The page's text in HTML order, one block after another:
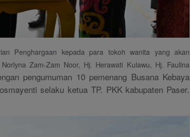
Penghargaan kepada para tokoh wanita yang akan
Zam-Zam Noor, Hj. Herawati Kulawu, Hj. Faulina
pengumuman 10 pemenang Busana Kebaya
selaku ketua TP. PKK kabupaten Paser.